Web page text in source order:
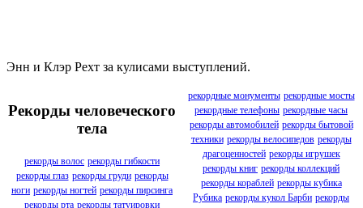
Энн и Клэр Рехт за кулисами выступлений.
Рекорды человеческого
тела
рекорды волос рекорды гибкости
рекорды глаз рекорды груди рекорды
ноги рекорды ногтей рекорды пирсинга
рекорды рта рекорды татуировки
рекордные монументы рекордные мосты
рекордные телефоны рекордные часы
рекорды автомобилей рекорды бытовой
техники рекорды велосипедов рекорды
драгоценностей рекорды игрушек
рекорды книг рекорды коллекций
рекорды кораблей рекорды кубика
Рубика рекорды кукол Барби рекорды